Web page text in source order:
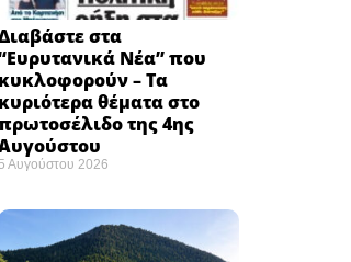
στα
Νέα” που
κυκλοφορούν – Τα
κυριότερα θέματα στο
της 4ης
Αυγούστου 2026